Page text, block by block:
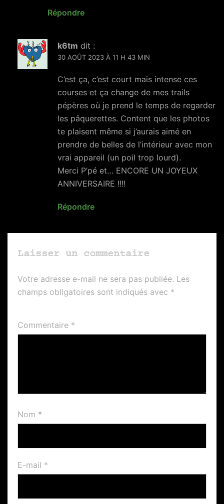
Répondre
k6tm dit :
30 AOÛT 2023 À 11 H 43 MIN
C’est ça, c’est court mais intense ces
courses et ça change de mes trails
pépères où je prend le temps de regarder
les pâquerettes. Content que les photos
te plaisent même si j’aurais aimé en
prendre de belles de l’intérieur avec mon
vrai appareil (un poil trop lourd).
Merci P’pé et… ENCORE UN JOYEUX
ANNIVERSAIRE !!!!
Répondre
Laisser un commentaire
Votre adresse e-mail ne sera pas publiée. Les
champs obligatoires sont indiqués avec *
Commentaire *
Nom *
E-mail *